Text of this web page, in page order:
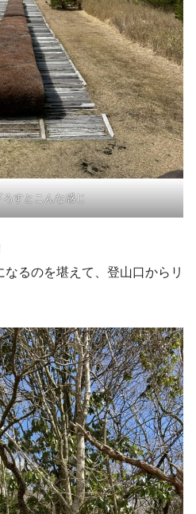
すとこんな感じ
るのを堪えて、登山口からリ